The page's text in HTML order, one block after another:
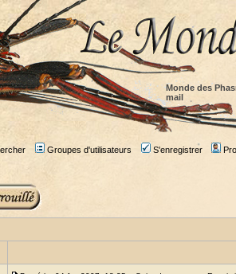
Monde des
mail
Groupes d'utilisateurs S'enregistrer